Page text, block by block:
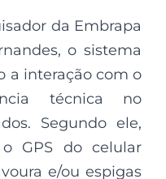
da Embrapa
o sistema
a interação com o
técnica no
Segundo ele,
GPS do celular
e/ou espigas